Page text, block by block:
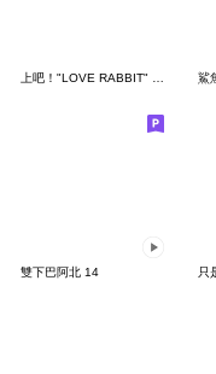
鯊
雙下巴阿北 14 只